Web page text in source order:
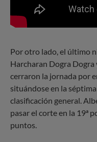
Por otro lado, el último
Harcharan Dogra
cerraron la jornada por
situándose en la
clasificación general.
pasar el corte en la 19ª
puntos.